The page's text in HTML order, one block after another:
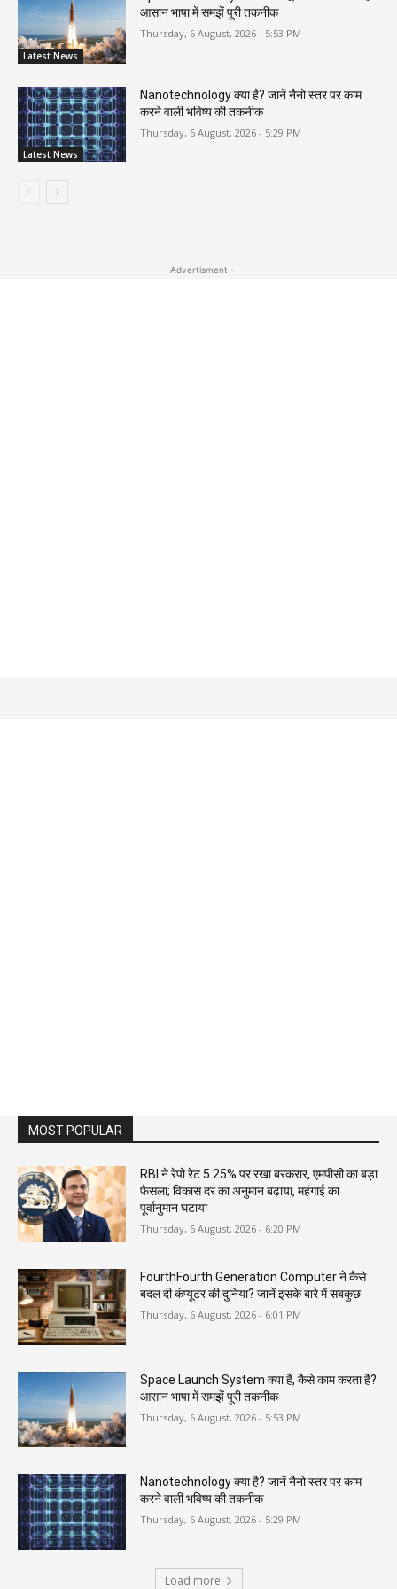
Latest News
आसान भाषा में समझें पूरी तकनीक
Thursday, 6 August, 2026 - 5:53 PM
Latest News
Nanotechnology क्या है? जानें नैनो स्तर पर काम
करने वाली भविष्य की तकनीक
Thursday, 6 August, 2026 - 5:29 PM
- Advertisment -
MOST POPULAR
RBI ने रेपो रेट 5.25% पर रखा बरकरार, एमपीसी का बड़ा
फैसला; विकास दर का अनुमान बढ़ाया, महंगाई का
पूर्वानुमान घटाया
Thursday, 6 August, 2026 - 6:20 PM
FourthFourth Generation Computer ने कैसे
बदल दी कंप्यूटर की दुनिया? जानें इसके बारे में सबकुछ
Thursday, 6 August, 2026 - 6:01 PM
Space Launch System क्या है, कैसे काम करता है?
आसान भाषा में समझें पूरी तकनीक
Thursday, 6 August, 2026 - 5:53 PM
Nanotechnology क्या है? जानें नैनो स्तर पर काम
करने वाली भविष्य की तकनीक
Thursday, 6 August, 2026 - 5:29 PM
Load more